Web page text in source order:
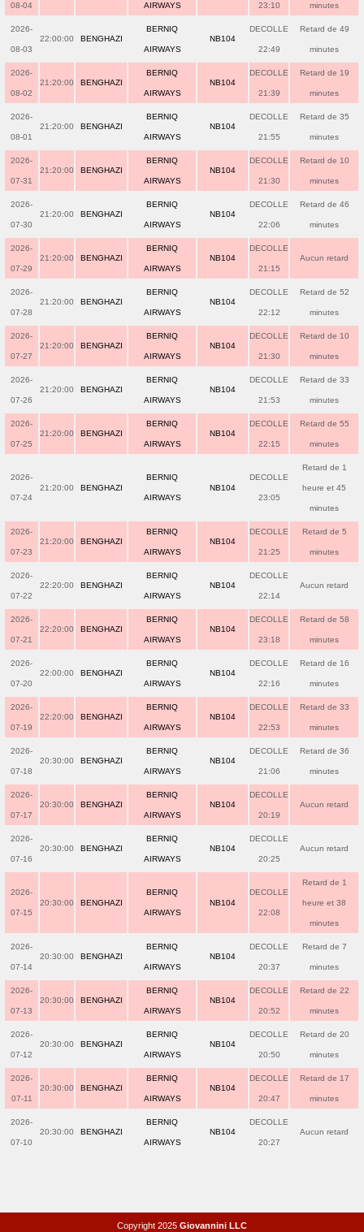
08-04 AIRWAYS 23:10 minutes
2026-
08-03
22:00:00 BENGHAZI
BERNIQ
AIRWAYS
NB104
DECOLLE
22:49
Retard de 49
minutes
2026-
08-02
21:20:00 BENGHAZI
BERNIQ
AIRWAYS
NB104
DECOLLE
21:39
Retard de 19
minutes
2026-
08-01
21:20:00 BENGHAZI
BERNIQ
AIRWAYS
NB104
DECOLLE
21:55
Retard de 35
minutes
2026-
07-31
21:20:00 BENGHAZI
BERNIQ
AIRWAYS
NB104
DECOLLE
21:30
Retard de 10
minutes
2026-
07-30
21:20:00 BENGHAZI
BERNIQ
AIRWAYS
NB104
DECOLLE
22:06
Retard de 46
minutes
2026-
07-29
21:20:00 BENGHAZI
BERNIQ
AIRWAYS
NB104
DECOLLE
21:15
Aucun retard
2026-
07-28
21:20:00 BENGHAZI
BERNIQ
AIRWAYS
NB104
DECOLLE
22:12
Retard de 52
minutes
2026-
07-27
21:20:00 BENGHAZI
BERNIQ
AIRWAYS
NB104
DECOLLE
21:30
Retard de 10
minutes
2026-
07-26
21:20:00 BENGHAZI
BERNIQ
AIRWAYS
NB104
DECOLLE
21:53
Retard de 33
minutes
2026-
07-25
21:20:00 BENGHAZI
BERNIQ
AIRWAYS
NB104
DECOLLE
22:15
Retard de 55
minutes
2026-
07-24
21:20:00 BENGHAZI
BERNIQ
AIRWAYS
NB104
DECOLLE
23:05
Retard de 1
heure et 45
minutes
2026-
07-23
21:20:00 BENGHAZI
BERNIQ
AIRWAYS
NB104
DECOLLE
21:25
Retard de 5
minutes
2026-
07-22
22:20:00 BENGHAZI
BERNIQ
AIRWAYS
NB104
DECOLLE
22:14
Aucun retard
2026-
07-21
22:20:00 BENGHAZI
BERNIQ
AIRWAYS
NB104
DECOLLE
23:18
Retard de 58
minutes
2026-
07-20
22:00:00 BENGHAZI
BERNIQ
AIRWAYS
NB104
DECOLLE
22:16
Retard de 16
minutes
2026-
07-19
22:20:00 BENGHAZI
BERNIQ
AIRWAYS
NB104
DECOLLE
22:53
Retard de 33
minutes
2026-
07-18
20:30:00 BENGHAZI
BERNIQ
AIRWAYS
NB104
DECOLLE
21:06
Retard de 36
minutes
2026-
07-17
20:30:00 BENGHAZI
BERNIQ
AIRWAYS
NB104
DECOLLE
20:19
Aucun retard
2026-
07-16
20:30:00 BENGHAZI
BERNIQ
AIRWAYS
NB104
DECOLLE
20:25
Aucun retard
2026-
07-15
20:30:00 BENGHAZI
BERNIQ
AIRWAYS
NB104
DECOLLE
22:08
Retard de 1
heure et 38
minutes
2026-
07-14
20:30:00 BENGHAZI
BERNIQ
AIRWAYS
NB104
DECOLLE
20:37
Retard de 7
minutes
2026-
07-13
20:30:00 BENGHAZI
BERNIQ
AIRWAYS
NB104
DECOLLE
20:52
Retard de 22
minutes
2026-
07-12
20:30:00 BENGHAZI
BERNIQ
AIRWAYS
NB104
DECOLLE
20:50
Retard de 20
minutes
2026-
07-11
20:30:00 BENGHAZI
BERNIQ
AIRWAYS
NB104
DECOLLE
20:47
Retard de 17
minutes
2026-
07-10
20:30:00 BENGHAZI
BERNIQ
AIRWAYS
NB104
DECOLLE
20:27
Aucun retard
Copyright 2025 Giovannini LLC